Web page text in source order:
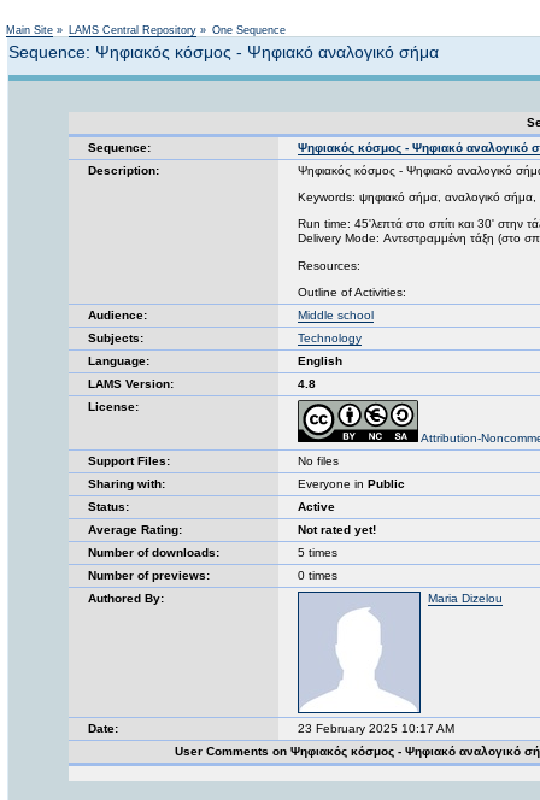
Main Site » LAMS Central Repository » One Sequence
Sequence: Ψηφιακός κόσμος - Ψηφιακό αναλογικό σήμα
Sequence:
Ψηφιακός κόσμος - Ψηφιακό αναλογικό
Description:
Ψηφιακός κόσμος - Ψηφιακό αναλογικό
Keywords: ψηφιακό σήμα, αναλογικό
Run time: 45'λεπτά στο σπίτι και 30' στην
Delivery Mode: Αντεστραμμένη τάξη (στο
Resources:
Outline of Activities:
Audience:
Middle school
Subjects:
Technology
Language:
English
LAMS Version:
4.8
License:
Attribution-
Support Files:
No files
Sharing with:
Everyone in Public
Status:
Active
Average Rating:
Not rated yet!
Number of downloads:
5 times
Number of previews:
0 times
Authored By:
Maria Dizelou
Date:
23 February 2025 10:17 AM
User Comments on Ψηφιακός κόσμος - Ψηφιακό αναλογικό